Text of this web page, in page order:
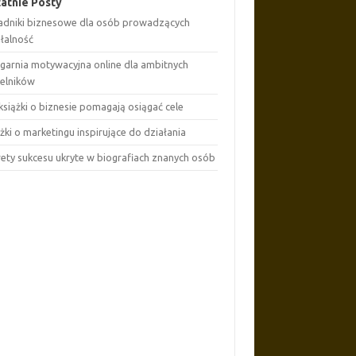
biznesowe dla osób prowadzących
motywacyjna online dla ambitnych
o biznesie pomagają osiągać cele
o marketingu inspirujące do działania
sukcesu ukryte w biografiach znanych osób